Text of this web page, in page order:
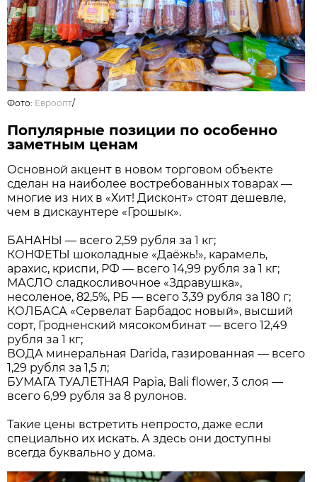
Фото: Евроопт/
Популярные позиции по особенно
заметным ценам
Основной акцент в новом торговом объекте
сделан на наиболее востребованных товарах —
многие из них в «Хит! Дисконт» стоят дешевле,
чем в дискаунтере «Грошык».
БАНАНЫ — всего 2,59 рубля за 1 кг;
КОНФЕТЫ шоколадные «Даёжь!», карамель,
арахис, криспи, РФ — всего 14,99 рубля за 1 кг;
МАСЛО сладкосливочное «Здравушка»,
несоленое, 82,5%, РБ — всего 3,39 рубля за 180 г;
КОЛБАСА «Сервелат Барбадос новый», высший
сорт, Гродненский мясокомбинат — всего 12,49
рубля за 1 кг;
ВОДА минеральная Darida, газированная — всего
1,29 рубля за 1,5 л;
БУМАГА ТУАЛЕТНАЯ Papia, Bali flower, 3 слоя —
всего 6,99 рубля за 8 рулонов.
Такие цены встретить непросто, даже если
специально их искать. А здесь они доступны
всегда буквально у дома.